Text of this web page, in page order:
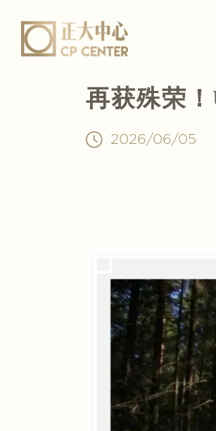
再获殊荣
2026/06/05